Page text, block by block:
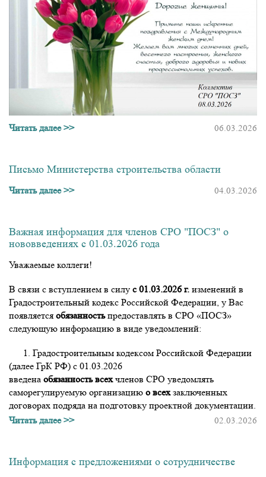
Читать далее >> 06.03.2026
Письмо Министерства строительства области
Читать далее >> 04.03.2026
Важная информация для членов СРО "ПОСЗ" о
нововведениях с 01.03.2026 года
Уважаемые коллеги!
В связи с вступлением в силу с 01.03.2026 г. изменений в
Градостроительный кодекс Российской Федерации, у Вас
появляется обязанностьпредоставлять в СРО «ПОСЗ»
следующую информацию в виде уведомлений:
1. Градостроительным кодексом Российской Федерации
(далее ГрК РФ) с 01.03.2026
введена обязанность всехчленов СРО уведомлять
саморегулируемую организацию о всехзаключенных
договорах подряда на подготовку проектной документации.
Читать далее >>
02.03.2026
Информация с предложениями о сотрудничестве